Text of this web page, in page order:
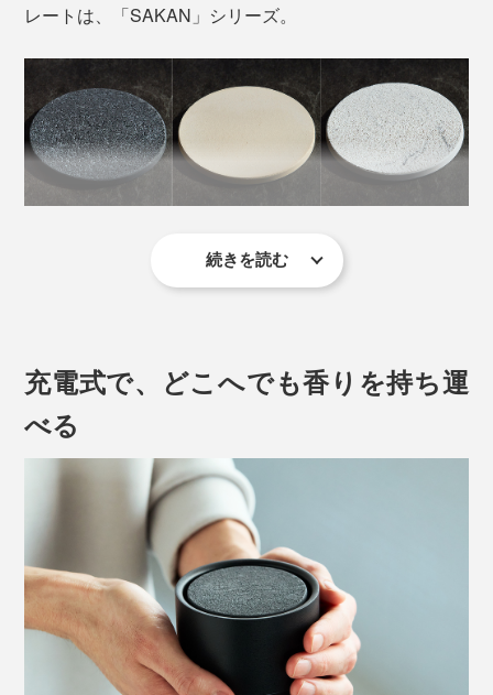
お客さまの声をもとに生まれ変わった第2世代モデル
アロマプレートを下から温めながら風を送ることで、香
1回押しで、ヒーター＆送風の「通常モード」に。この
LEDランプが白点灯します。
2回押しで（ワンタッチでOK）、風のみの「送風モー
ド」に。LEDランプがゆっくりと白点滅します。
3回押しで、送風のみで３分間運転→３分休止を繰り返
す間欠運転の「ECOモード」に。LEDランプが少し早く
白点滅します。
4回押しで、「運転停止」に。LEDランプが消灯しま
レートは、「SAKAN」シリーズ。
200年以上の歴史をもつ左官業の技術と材料を用いて、
トです。
主原料となるセメントに、砂と顔料を独自の割合で混ぜ
よう、「耐水性」と「吸水性」という相反する性質を持
ち合わせたアロマディフューザー用の材質です。
続きを読む
充電式で、どこへでも香りを持ち運
べる